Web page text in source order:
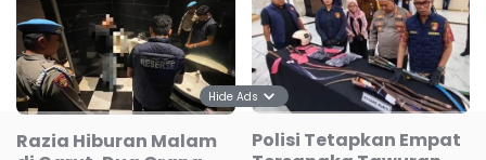
Razia Hiburan Malam
Polisi Tetapkan Empat
Hide Ads